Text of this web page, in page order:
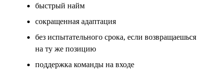
быстрый найм
сокращенная адаптация
без испытательного срока, если возвращаешься
на ту же позицию
поддержка команды на входе